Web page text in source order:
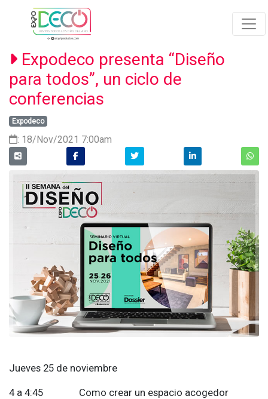
Expodeco presenta “Diseño
para todos”, un ciclo de
conferencias
Expodeco
: 18/Nov/2021 7:00am
Jueves 25 de noviembre
4 a 4:45 Como crear un espacio acogedor